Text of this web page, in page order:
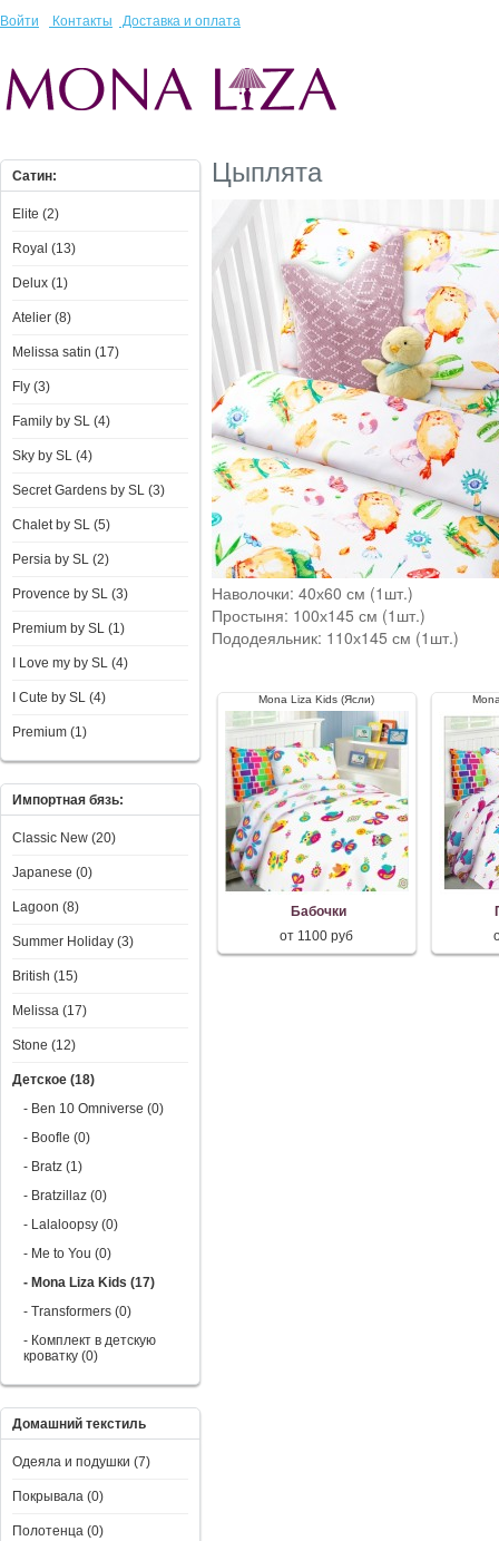
Войти Контакты Доставка и оплата
Сатин:
Elite (2)
Royal (13)
Delux (1)
Atelier (8)
Melissa satin (17)
Fly (3)
Family by SL (4)
Sky by SL (4)
Secret Gardens by SL (3)
Chalet by SL (5)
Persia by SL (2)
Provence by SL (3)
Premium by SL (1)
I Love my by SL (4)
I Сute by SL (4)
Premium (1)
Импортная бязь:
Classic New (20)
Japanese (0)
Lagoon (8)
Summer Holiday (3)
British (15)
Melissa (17)
Stone (12)
Детское (18)
- Ben 10 Omniverse (0)
- Boofle (0)
- Bratz (1)
- Bratzillaz (0)
- Lalaloopsy (0)
- Me to You (0)
- Mona Liza Kids (17)
- Transformers (0)
- Комплект в детскую
кроватку (0)
Домашний текстиль
Одеяла и подушки (7)
Покрывала (0)
Полотенца (0)
Цыплята
Наволочки: 40х60 см (1шт.)
Простыня: 100х145 см (1шт.)
Пододеяльник: 110х145 см (1шт.)
Mona Liza Kids (Ясли)
Бабочки
от 1100 руб